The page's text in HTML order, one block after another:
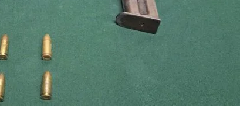
papa León XIV viajará a Uruguay, Argentina y Perú del 6 al 17 de
Jofré oficia a la SCJ para fiscalizar el impacto fiscal en la
Tarapacá